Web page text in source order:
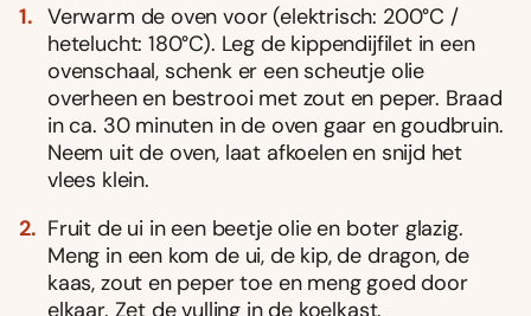
Verwarm de oven voor (elektrisch: 200°C /
hetelucht: 180°C). Leg de kippendijfilet in een
ovenschaal, schenk er een scheutje olie
overheen en bestrooi met zout en peper. Braad
in ca. 30 minuten in de oven gaar en goudbruin.
Neem uit de oven, laat afkoelen en snijd het
vlees klein.
Fruit de ui in een beetje olie en boter glazig.
Meng in een kom de ui, de kip, de dragon, de
kaas, zout en peper toe en meng goed door
elkaar. Zet de vulling in de koelkast.